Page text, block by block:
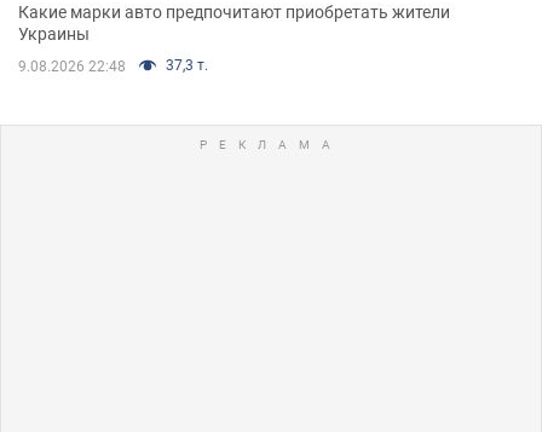
Какие марки авто предпочитают приобретать жители
Украины
9.08.2026 22:48 37,3 т.